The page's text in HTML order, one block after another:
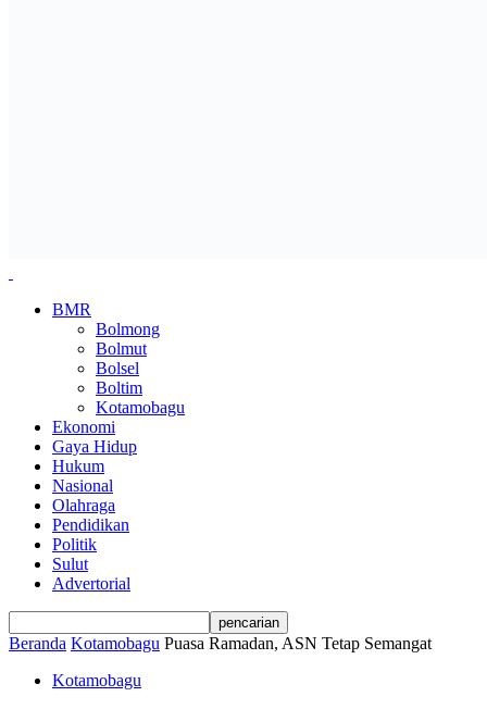
BMR
Bolmong
Bolmut
Bolsel
Boltim
Kotamobagu
Ekonomi
Gaya Hidup
Hukum
Nasional
Olahraga
Pendidikan
Politik
Sulut
Advertorial
Beranda Kotamobagu Puasa Ramadan, ASN Tetap Semangat
Kotamobagu